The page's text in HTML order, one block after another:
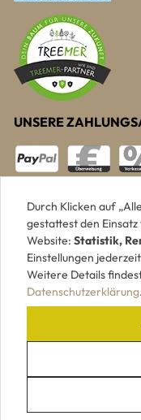
UNSERE
©
Durch Klicken auf
gestattest den
Website: Statistik,
Einstellungen
Weitere Details
Datenschutzerklärung.